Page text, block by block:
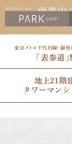
南青山
都心を
東京メトロ千代田線・銀
「表参道
地上21階
タワーマンシ